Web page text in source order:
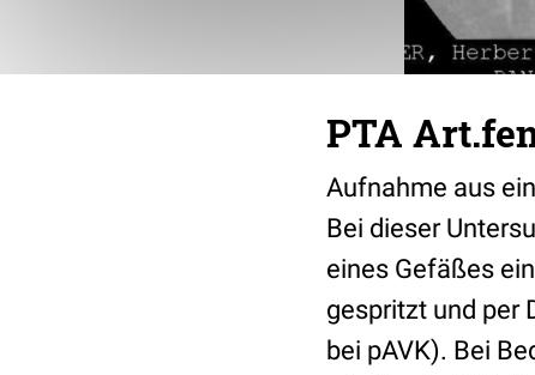
PTA
Aufnahme aus
Bei dieser
eines Gefäßes
gespritzt und per
bei pAVK). Bei